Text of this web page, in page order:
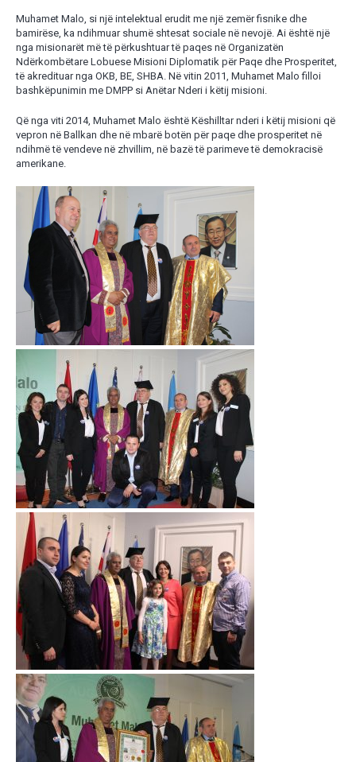
Muhamet Malo, si një intelektual erudit me një zemër fisnike dhe
bamirëse, ka ndihmuar shumë shtesat sociale në nevojë. Ai është një
nga misionarët më të përkushtuar të paqes në Organizatën
Ndërkombëtare Lobuese Misioni Diplomatik për Paqe dhe Prosperitet,
të akredituar nga OKB, BE, SHBA. Në vitin 2011, Muhamet Malo filloi
bashkëpunimin me DMPP si Anëtar Nderi i këtij misioni.
Që nga viti 2014, Muhamet Malo është Këshilltar nderi i këtij misioni që
vepron në Ballkan dhe në mbarë botën për paqe dhe prosperitet në
ndihmë të vendeve në zhvillim, në bazë të parimeve të demokracisë
amerikane.